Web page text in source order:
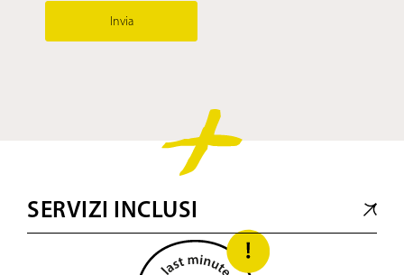
Invia
SERVIZI INCLUSI